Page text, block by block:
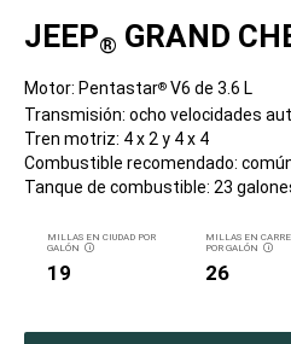
JEEP® GRAND
Motor: Pentastar® V6 de 3.6 L
Transmisión: ocho velocidades
Tren motriz: 4 x 2 y 4 x 4
Combustible recomendado:
Tanque de combustible: 23
MILLAS EN CIUDAD POR
GALÓN
DISCLOSURE
19
MILLAS EN
POR GALÓN
26